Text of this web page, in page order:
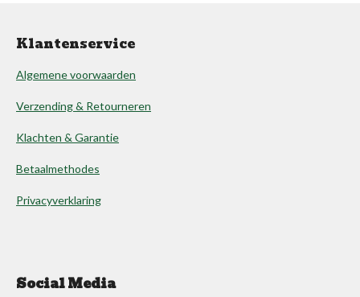
Klantenservice
Algemene voorwaarden
Verzending & Retourneren
Klachten & Garantie
Betaalmethodes
Privacyverklaring
Social Media